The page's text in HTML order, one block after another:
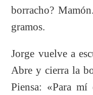
borracho?
gramos.
Jorge vuelve a
Abre y cierra la
Piensa: «Para